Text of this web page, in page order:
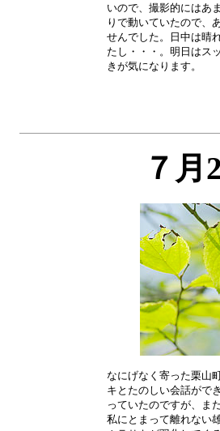
いので、撮影的にはあ
りで動いていたので、
せんでした。日中は晴
たし・・・。明日はス
７月
なにげなく寄った栗山
キとたのしい会話がで
っていたのですが、ま
私にとまって離れない